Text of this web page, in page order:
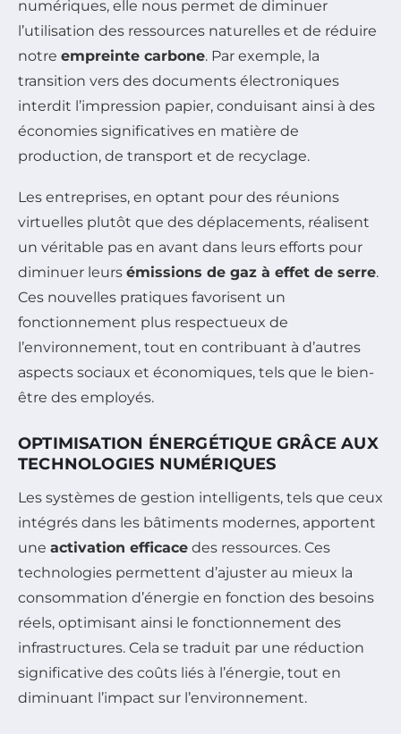
numériques, elle nous permet de diminuer
l’utilisation des ressources naturelles et de réduire
notre empreinte carbone. Par exemple, la
transition vers des documents électroniques
interdit l’impression papier, conduisant ainsi à des
économies significatives en matière de
production, de transport et de recyclage.
Les entreprises, en optant pour des réunions
virtuelles plutôt que des déplacements, réalisent
un véritable pas en avant dans leurs efforts pour
diminuer leurs émissions de gaz à effet de serre.
Ces nouvelles pratiques favorisent un
fonctionnement plus respectueux de
l’environnement, tout en contribuant à d’autres
aspects sociaux et économiques, tels que le bien-
être des employés.
OPTIMISATION ÉNERGÉTIQUE GRÂCE AUX
TECHNOLOGIES NUMÉRIQUES
Les systèmes de gestion intelligents, tels que ceux
intégrés dans les bâtiments modernes, apportent
une activation efficace des ressources. Ces
technologies permettent d’ajuster au mieux la
consommation d’énergie en fonction des besoins
réels, optimisant ainsi le fonctionnement des
infrastructures. Cela se traduit par une réduction
significative des coûts liés à l’énergie, tout en
diminuant l’impact sur l’environnement.